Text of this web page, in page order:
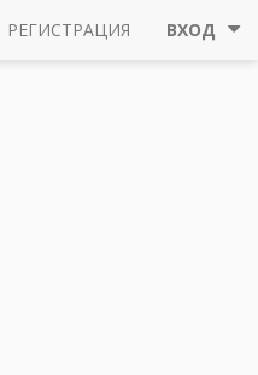
РЕГИСТРАЦИЯ ВХОД